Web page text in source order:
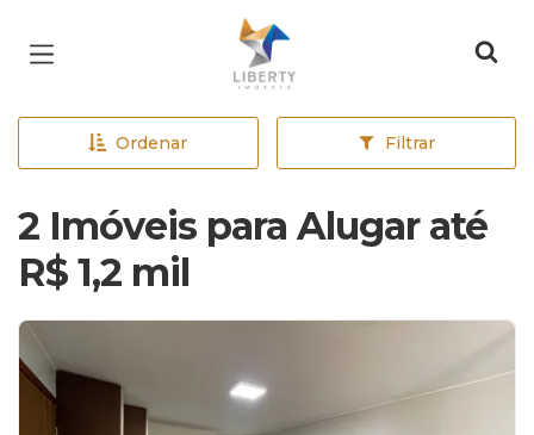
Página inicial
Ordenar Filtrar
2 Imóveis para Alugar até
R$ 1,2 mil